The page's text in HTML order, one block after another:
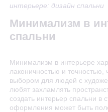
интерьере: дизайн спальни
Минимализм в
спальни
Минимализм в интерьере
лаконичностью и точностью,
выбором для людей с
любят захламлять
создать интерьер спальни в
оформления может быть